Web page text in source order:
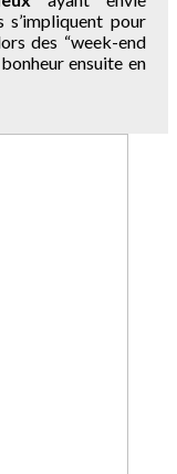
s’impliquent pour
des “week-end
ensuite en